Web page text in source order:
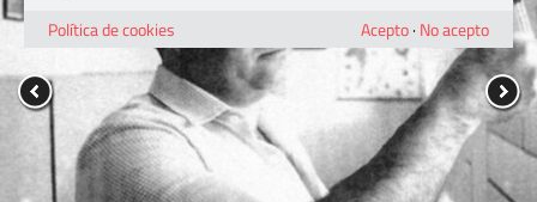
Política de cookies
Acepto· No acepto